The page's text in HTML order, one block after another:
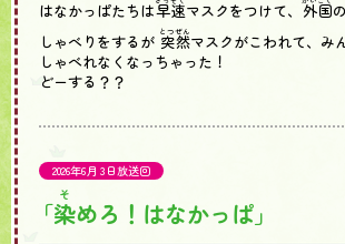
はなかっぱたちは早速マスクをつけて、 外国の
しゃべりをするが 突然
とつぜん マスクがこわれて、み
しゃべれなくなっちゃった！
どーする？？
2026年6月 3日放送回
「染
そ
めろ！はなかっぱ」